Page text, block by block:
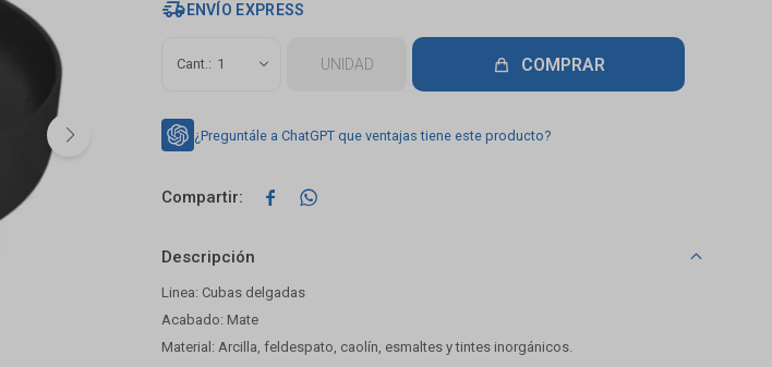
ENVÍO EXPRESS
1 UNIDAD COMPRAR
¿Preguntále a ChatGPT que ventajas tiene este producto?
 
Descripción
Linea: Cubas delgadas
Acabado: Mate
Material: Arcilla, feldespato, caolín, esmaltes y tintes inorgánicos.